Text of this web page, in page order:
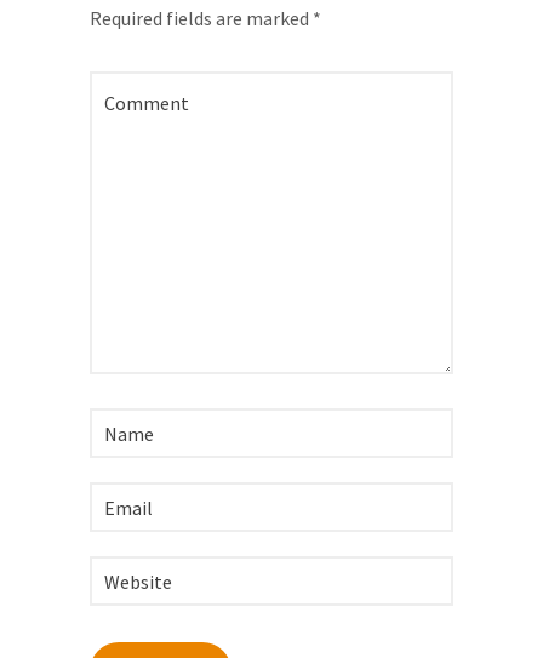
Required fields are marked *